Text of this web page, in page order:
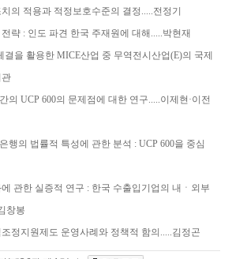
의 적용과 적정보호수준의 결정.....전정기
략 : 인도 파견 한국 주재원에 대해.....박현재
결을 활용한 MICE산업 중 무역전시산업(E)의 국제
관
의 UCP 600의 문제점에 대한 연구.....이제현·이전
행의 법률적 특성에 관한 분석 : UCP 600을 중심
관한 실증적 연구 : 한국 수출입기업의 내ㆍ외부
창봉
정지원제도 운영사례와 정책적 함의.....김정곤